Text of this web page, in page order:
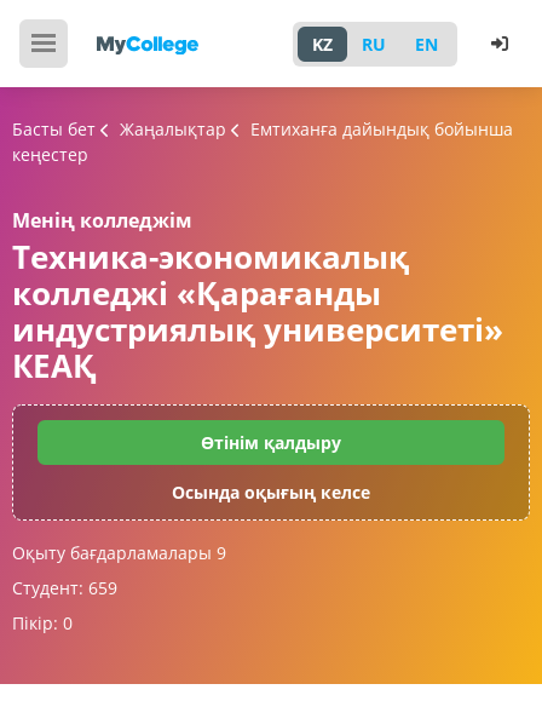
KZ RU EN
Басты бет Жаңалықтар
Емтиханға дайындық бойынша
кеңестер
Менің колледжім
Техника-экономикалық
колледжі «Қарағанды
индустриялық университеті»
КЕАҚ
Өтінім қалдыру
Осында оқығың келсе
Оқыту бағдарламалары 9
Студент: 659
Пікір: 0